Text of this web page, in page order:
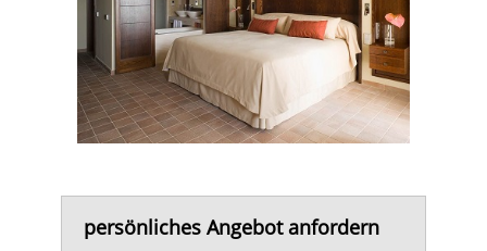
persönliches Angebot anfordern